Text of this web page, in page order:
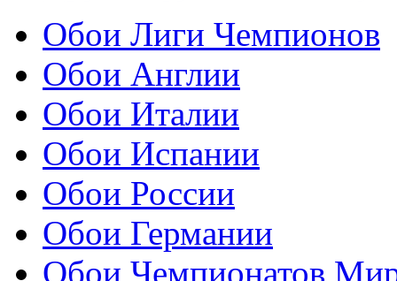
Обои Лиги Чемпионов
Обои Англии
Обои Италии
Обои Испании
Обои России
Обои Германии
Обои Чемпионатов